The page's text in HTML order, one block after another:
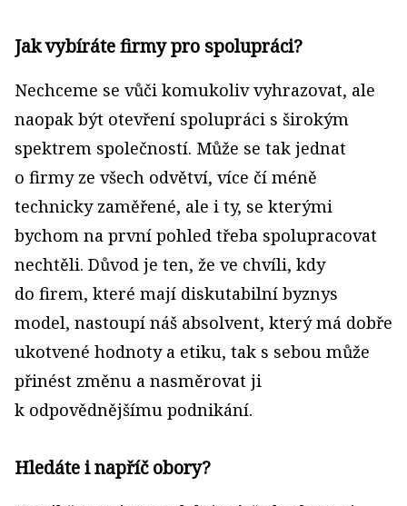
Jak vybíráte firmy pro spolupráci?
Nechceme se vůči komukoliv vyhrazovat, ale
naopak být otevření spolupráci s širokým
spektrem společností. Může se tak jednat
o firmy ze všech odvětví, více čí méně
technicky zaměřené, ale i ty, se kterými
bychom na první pohled třeba spolupracovat
nechtěli. Důvod je ten, že ve chvíli, kdy
do firem, které mají diskutabilní byznys
model, nastoupí náš absolvent, který má dobře
ukotvené hodnoty a etiku, tak s sebou může
přinést změnu a nasměrovat ji
k odpovědnějšímu podnikání.
Hledáte i napříč obory?